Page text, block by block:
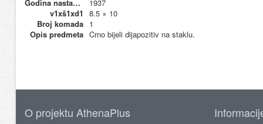
Godina nastanka
1937
v1xš1xd1
8.5 × 10
Broj komada 1
Opis predmeta Crno bijeli dijapozitiv na staklu.
O projektu AthenaPlus